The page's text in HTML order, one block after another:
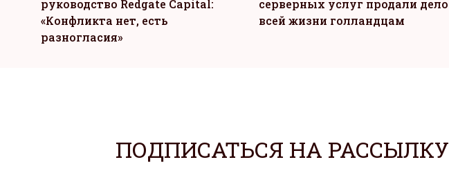
руководство Redgate Capital:
«Конфликта нет, есть
разногласия»
серверных услуг продали дело
всей жизни голландцам
ПОДПИСАТЬСЯ НА РАССЫЛКУ